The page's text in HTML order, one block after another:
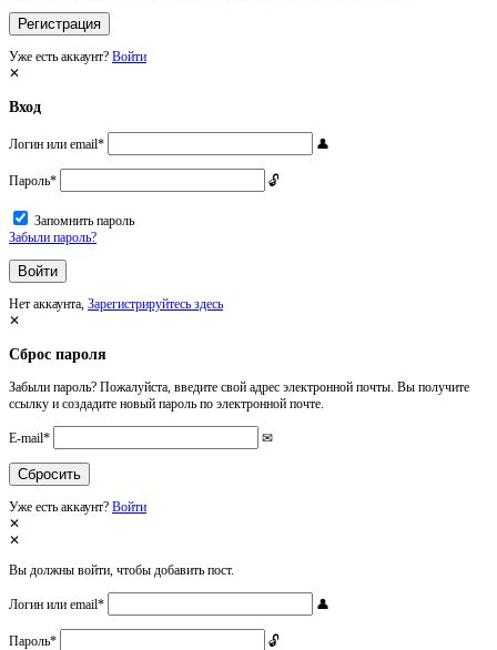
Уже есть аккаунт? Войти
Вход
Логин или email*
Пароль*
Запомнить пароль
Забыли пароль?
Нет аккаунта, Зарегистрируйтесь здесь
Сброс пароля
Забыли пароль? Пожалуйста, введите свой адрес электронной почты. Вы получите
ссылку и создадите новый пароль по электронной почте.
E-mail*
Уже есть аккаунт? Войти
Вы должны войти, чтобы добавить пост.
Логин или email*
Пароль*